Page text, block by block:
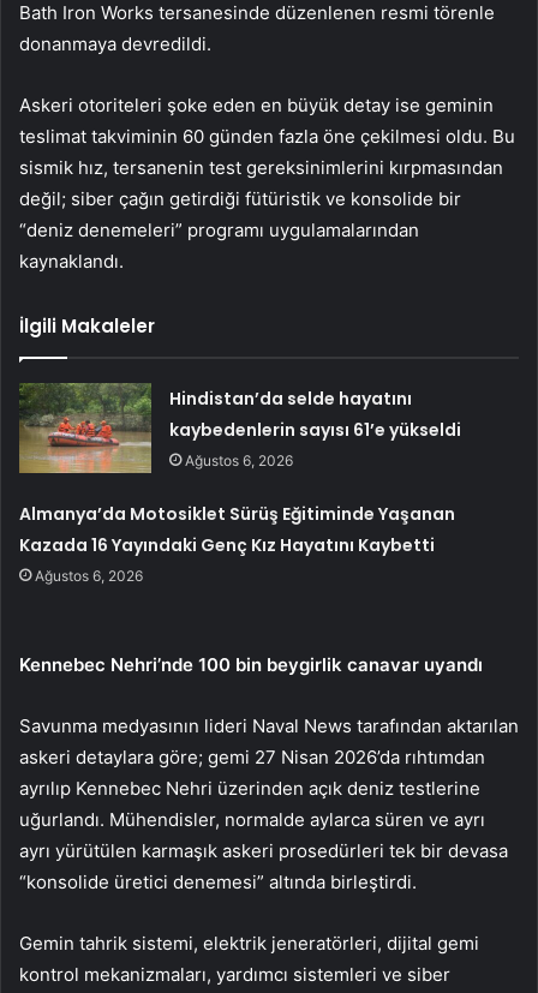
Bath Iron Works tersanesinde düzenlenen resmi törenle
donanmaya devredildi.
Askeri otoriteleri şoke eden en büyük detay ise geminin
teslimat takviminin 60 günden fazla öne çekilmesi oldu. Bu
sismik hız, tersanenin test gereksinimlerini kırpmasından
değil; siber çağın getirdiği fütüristik ve konsolide bir
“deniz denemeleri” programı uygulamalarından
kaynaklandı.
İlgili Makaleler
Hindistan’da selde hayatını
kaybedenlerin sayısı 61’e yükseldi
Ağustos 6, 2026
Almanya’da Motosiklet Sürüş Eğitiminde Yaşanan
Kazada 16 Yayındaki Genç Kız Hayatını Kaybetti
Ağustos 6, 2026
Kennebec Nehri’nde 100 bin beygirlik canavar uyandı
Savunma medyasının lideri Naval News tarafından aktarılan
askeri detaylara göre; gemi 27 Nisan 2026’da rıhtımdan
ayrılıp Kennebec Nehri üzerinden açık deniz testlerine
uğurlandı. Mühendisler, normalde aylarca süren ve ayrı
ayrı yürütülen karmaşık askeri prosedürleri tek bir devasa
“konsolide üretici denemesi” altında birleştirdi.
Gemin tahrik sistemi, elektrik jeneratörleri, dijital gemi
kontrol mekanizmaları, yardımcı sistemleri ve siber